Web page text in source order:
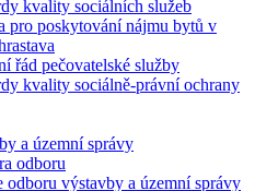
kvality sociálních služeb
pro poskytování nájmu bytů v
řád pečovatelské služby
kvality sociálně-právní ochrany
a územní správy
odboru
odboru výstavby a územní správy